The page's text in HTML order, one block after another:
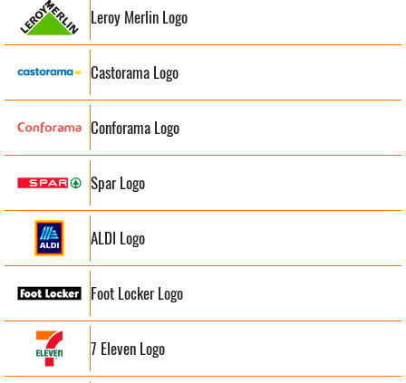
Leroy Merlin Logo
Castorama Logo
Conforama Logo
Spar Logo
ALDI Logo
Foot Locker Logo
7 Eleven Logo